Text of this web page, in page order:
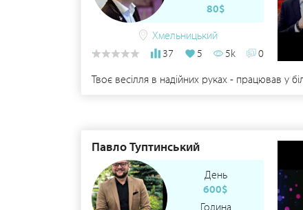
80$
Хмельницький
37
5 5k
0
Твоє весілля в надійних руках - працював у
Павло Туптинський
День
600$
Година